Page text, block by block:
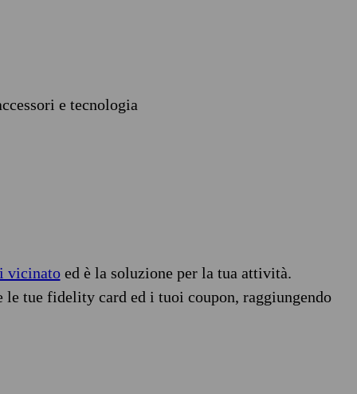
e tecnologia
vicinatoed è la soluzione per la tua attività.
tue fidelity card ed i tuoi coupon, raggiungendo